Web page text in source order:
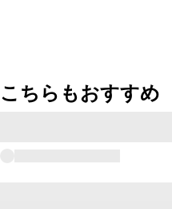
こちらもおすすめ